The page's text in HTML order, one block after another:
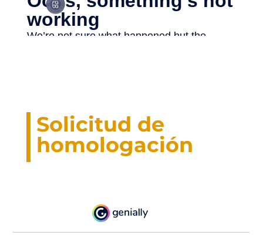
Solicitud de
homologación